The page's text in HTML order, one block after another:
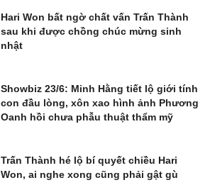
Hari Won bất ngờ chất vấn Trấn Thành
sau khi được chồng chúc mừng sinh
nhật
Showbiz 23/6: Minh Hằng tiết lộ giới tính
con đầu lòng, xôn xao hình ảnh Phương
Oanh hồi chưa phẫu thuật thẩm mỹ
Trấn Thành hé lộ bí quyết chiều Hari
Won, ai nghe xong cũng phải gật gù